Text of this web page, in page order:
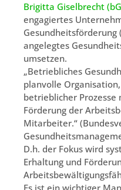
Brigitta Giselbrecht
engagiertes
Gesundheitsförderung
angelegtes
umsetzen.
„Betriebliches
planvolle
betrieblicher
Förderung der
Mitarbeiter.“
D.h. der Fokus wird
Erhaltung und